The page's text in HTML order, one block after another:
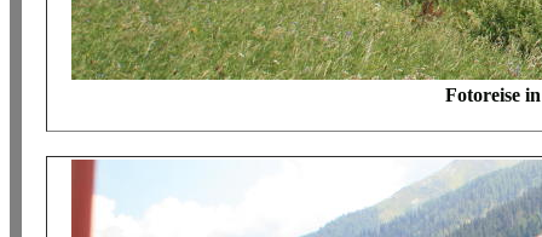
Fotoreise